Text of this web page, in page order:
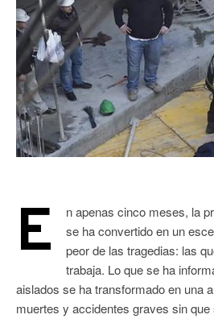
E
n apenas cinco meses, la
se ha convertido en un
peor de las tragedias: las
trabaja. Lo que se ha
aislados se ha transformado en una
muertes y accidentes graves sin